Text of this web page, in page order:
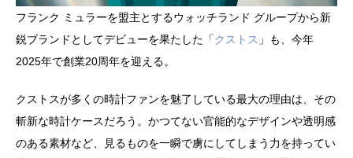
フランク ミュラーを盟主とするウォッチランド グループから新
鋭ブランドとしてデビューを果たした「クストス 」も、今年
2025年で創業20周年を迎える。
クストスが多くの時計ファンを魅了している最大の理由は、その
斬新な時計ケースだろう。かつてない官能的なデザインや透明感
のある素材など、見るものを一瞬で虜にしてしまう力を持ってい